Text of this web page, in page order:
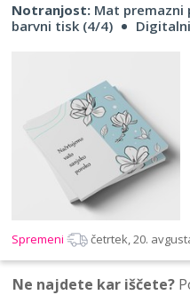
Notranjost: Mat premazni
barvni tisk (4/4)
Spremeni četrtek, 20.
Ne najdete kar iščete?